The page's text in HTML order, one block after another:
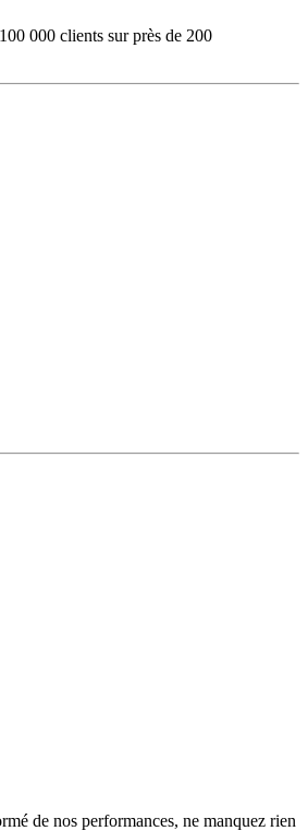
000 clients sur près de 200
de nos performances, ne manquez rien